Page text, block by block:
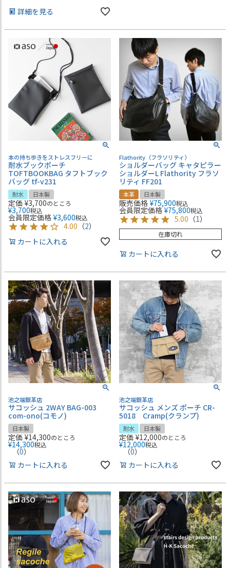
詳細を見る
本の持ち歩きをストレスフリーに
耐水ブックポーチ
TOFTBOOKBAG タフトブック
バッグ tf-v231
耐水 日本製
定価 ¥3,700のところ
¥3,700税込
会員限定価格 ¥3,600税込
4.00 （2）
カートに入れる
Flathority（フラソリティ）
ショルダーバッグ キャタピラー
ショルダーL Flathority フラソ
リティ FF201
本革 日本製
販売価格 ¥75,900税込
会員限定価格 ¥75,800税込
5.00 （1）
在庫切れ
カートに入れる
池之端銀革店
サコッシュ 2WAY BAG-003
com-ono(コモノ)
日本製
定価 ¥14,300のところ
¥14,300税込
（0）
カートに入れる
池之端銀革店
サコッシュ メンズ ポーチ CR-
5018 Cramp(クランプ)
耐水 日本製
定価 ¥12,000のところ
¥12,000税込
（0）
カートに入れる